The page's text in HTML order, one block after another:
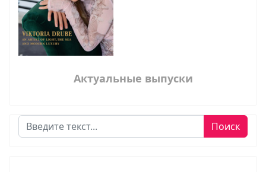
Актуальные выпуски
Поиск Поиск